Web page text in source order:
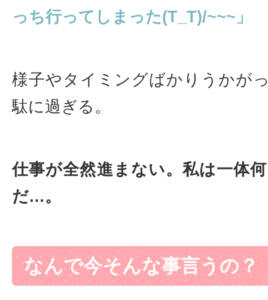
っち行ってしまった(T_T)/~~~」
様子やタイミングばかりうかが
駄に過ぎる。
仕事が全然進まない。私は一体
だ…。
なんで今そんな事言うの？